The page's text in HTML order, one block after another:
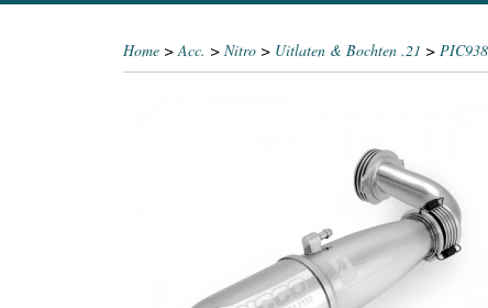
Home >Acc. > Nitro > Uitlaten & Bochten .21 >